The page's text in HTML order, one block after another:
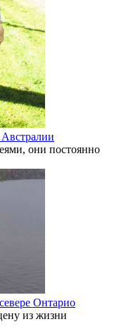
они постоянно
Онтарио
из жизни